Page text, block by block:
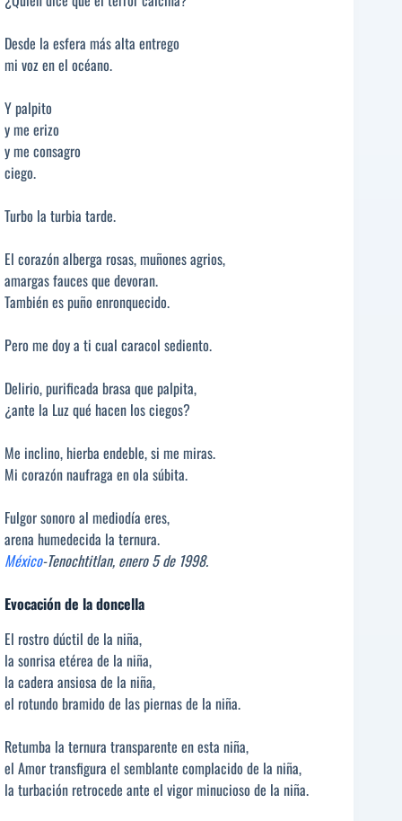
Desde la esfera más alta entrego
mi voz en el océano.
Y palpito
y me erizo
y me consagro
ciego.
Turbo la turbia tarde.
El corazón alberga rosas, muñones agrios,
amargas fauces que devoran.
También es puño enronquecido.
Pero me doy a ti cual caracol sediento.
Delirio, purificada brasa que palpita,
¿ante la Luz qué hacen los ciegos?
Me inclino, hierba endeble, si me miras.
Mi corazón naufraga en ola súbita.
Fulgor sonoro al mediodía eres,
arena humedecida la ternura.
México-Tenochtitlan, enero 5 de 1998.
Evocación de la doncella
El rostro dúctil de la niña,
la sonrisa etérea de la niña,
la cadera ansiosa de la niña,
el rotundo bramido de las piernas de la niña.
Retumba la ternura transparente en esta niña,
el Amor transfigura el semblante complacido de la niña,
la turbación retrocede ante el vigor minucioso de la niña.